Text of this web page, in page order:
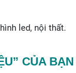
led, nội thất.
CỦA